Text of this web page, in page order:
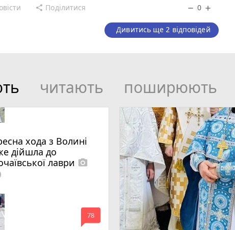
share Поділитися remove 0 add
Дивитись ще 2 відповідей
читають поширюють
хода з Волині
дійшла до
лаври photo_camera
mode_comment
78